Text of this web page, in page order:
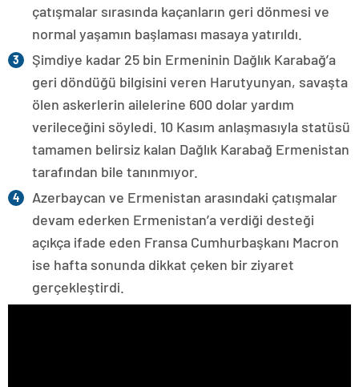
çatışmalar sırasında kaçanların geri dönmesi ve
normal yaşamın başlaması masaya yatırıldı.
Şimdiye kadar 25 bin Ermeninin Dağlık Karabağ’a
geri döndüğü bilgisini veren Harutyunyan, savaşta
ölen askerlerin ailelerine 600 dolar yardım
verileceğini söyledi. 10 Kasım anlaşmasıyla statüsü
tamamen belirsiz kalan Dağlık Karabağ Ermenistan
tarafından bile tanınmıyor.
Azerbaycan ve Ermenistan arasındaki çatışmalar
devam ederken Ermenistan’a verdiği desteği
açıkça ifade eden Fransa Cumhurbaşkanı Macron
ise hafta sonunda dikkat çeken bir ziyaret
gerçekleştirdi.